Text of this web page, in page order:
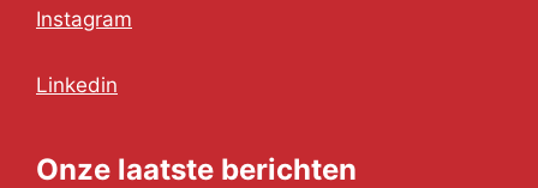
Instagram
Linkedin
Onze laatste berichten